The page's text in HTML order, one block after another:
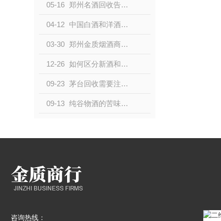
05-16 郑州名酒回收告诉您酒后多久可以开车
04-12 中国白酒和洋酒有哪些不同？
03-30 郑州金质烟酒商行告知您如何才能藏好酒
12-26 如何区分新酒和老酒？郑州名酒回收公司告诉你！
09-23 茅台回收需要注意哪些事项，郑州茅台酒回收给我们详解？
09-13 纯谷物酒的苦味是什么原因引起的！
咨询热线：